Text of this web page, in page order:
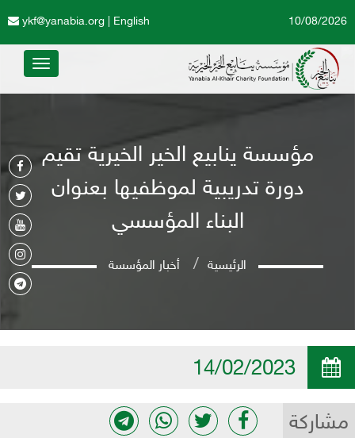
English
ykf@yanabia.org 10/08/2026
Toggle
مؤسسة ينابيع الخير الخيرية تقيم
دورة تدريبية لموظفيها بعنوان
البناء المؤسسي
الرئيسية أخبار المؤسسة
مشاركة